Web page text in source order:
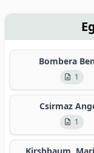
Bombera
1
Csirmaz
1
Kirshbaum,